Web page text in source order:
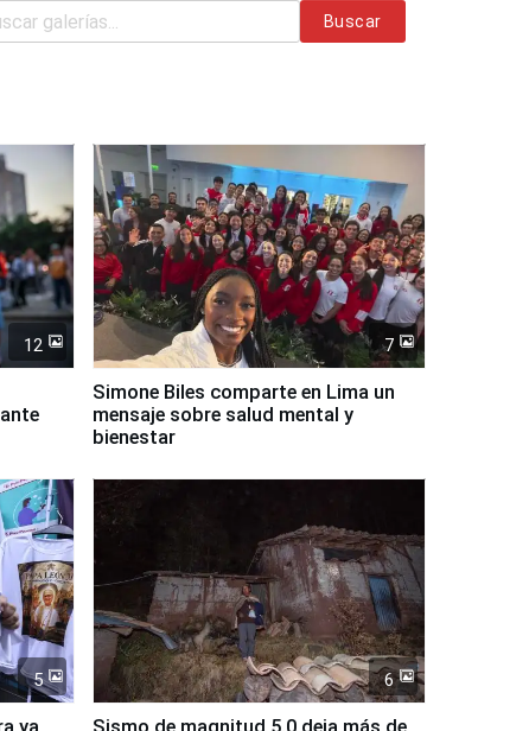
Buscar
12 7
Simone Biles comparte en Lima un
mensaje sobre salud mental y
bienestar
5 6